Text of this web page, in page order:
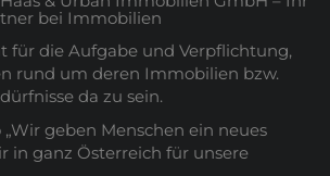
bei Immobilien
für die Aufgabe und Verpflichtung,
rund um deren Immobilien bzw.
da zu sein.
geben Menschen ein neues
in ganz Österreich für unsere